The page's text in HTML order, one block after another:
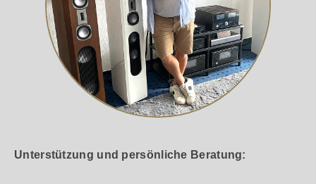
Unterstützung und persönliche Beratung: